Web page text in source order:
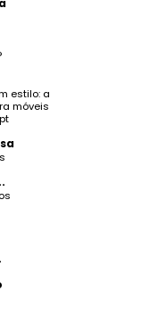
estilo: a
móveis